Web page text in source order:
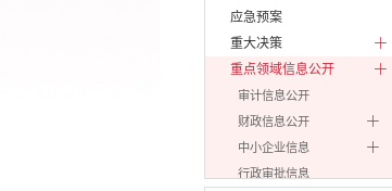
应急预案
重大决策
重点领域信息公开
审计信息公开
财政信息公开
中小企业信息
行政审批信息